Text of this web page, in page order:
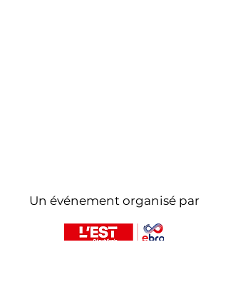
Un événement organisé par